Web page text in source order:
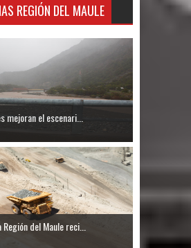
REGIÓN DEL MAULE
el escenari...
del Maule reci...